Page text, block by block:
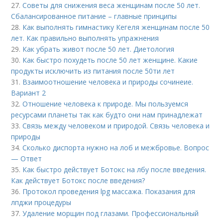
27.Советы для снижения веса женщинам после 50 лет.
Сбалансированное питание – главные принципы
28. Как выполнять гимнастику Кегеля женщинам после 50
лет. Как правильно выполнять упражнения
29. Как убрать живот после 50 лет. Диетология
30. Как быстро похудеть после 50 лет женщине. Какие
продукты исключить из питания после 50ти лет
31. Взаимоотношение человека и природы сочинеие.
Вариант 2
32.Отношение человека к природе. Мы пользуемся
ресурсами планеты так как будто они нам принадлежат
33.Связь между человеком и природой. Связь человека и
природы
34.Сколько диспорта нужно на лоб и межбровье. Вопрос
— Ответ
35. Как быстро действует Ботокс на лбу после введения.
Как действует Ботокс после введения?
36. Протокол проведения lpg массажа. Показания для
лпджи процедуры
37.Удаление морщин под глазами. Профессиональный